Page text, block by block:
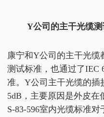
Y公司的主干光缆
康宁和Y公司的主干光缆
测试标准，也通过了IEC
准。Y公司主干光缆的
5dB，主要原因是外皮在
S-83-596室内光缆标准